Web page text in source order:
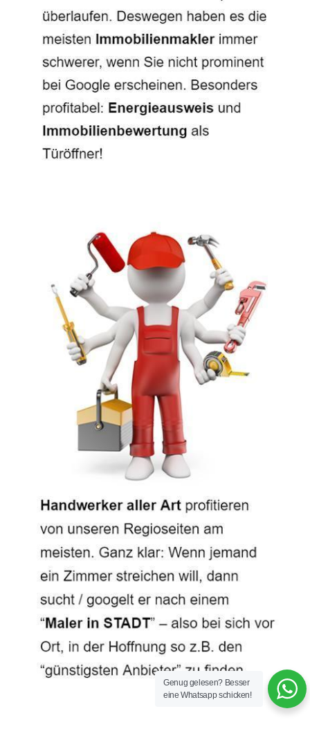
Genug gelesen? Besser
eine Whatsapp schicken!